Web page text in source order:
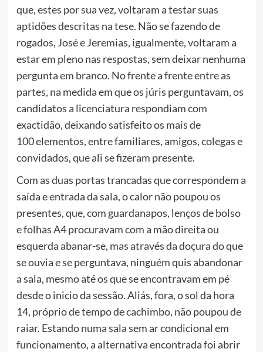
que, estes por sua vez, voltaram a testar suas
aptidões descritas na tese. Não se fazendo de
rogados, José e Jeremias, igualmente, voltaram a
estar em pleno nas respostas, sem deixar nenhuma
pergunta em branco. No frente a frente entre as
partes, na medida em que os júris perguntavam, os
candidatos a licenciatura respondiam com
exactidão, deixando satisfeito os mais de
100 elementos, entre familiares, amigos, colegas e
convidados, que ali se fizeram presente.
Com as duas portas trancadas que correspondem a
saída e entrada da sala, o calor não poupou os
presentes, que, com guardanapos, lenços de bolso
e folhas A4 procuravam com a mão direita ou
esquerda abanar-se, mas através da doçura do que
se ouvia e se perguntava, ninguém quis abandonar
a sala, mesmo até os que se encontravam em pé
desde o inicio da sessão. Aliás, fora, o sol da hora
14, próprio de tempo de cachimbo, não poupou de
raiar. Estando numa sala sem ar condicional em
funcionamento, a alternativa encontrada foi abrir